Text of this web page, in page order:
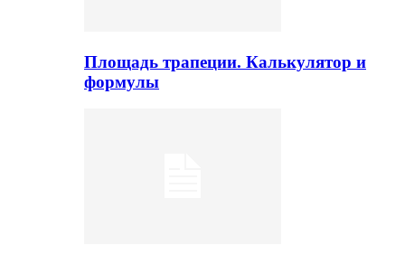
Площадь трапеции. Калькулятор и
формулы